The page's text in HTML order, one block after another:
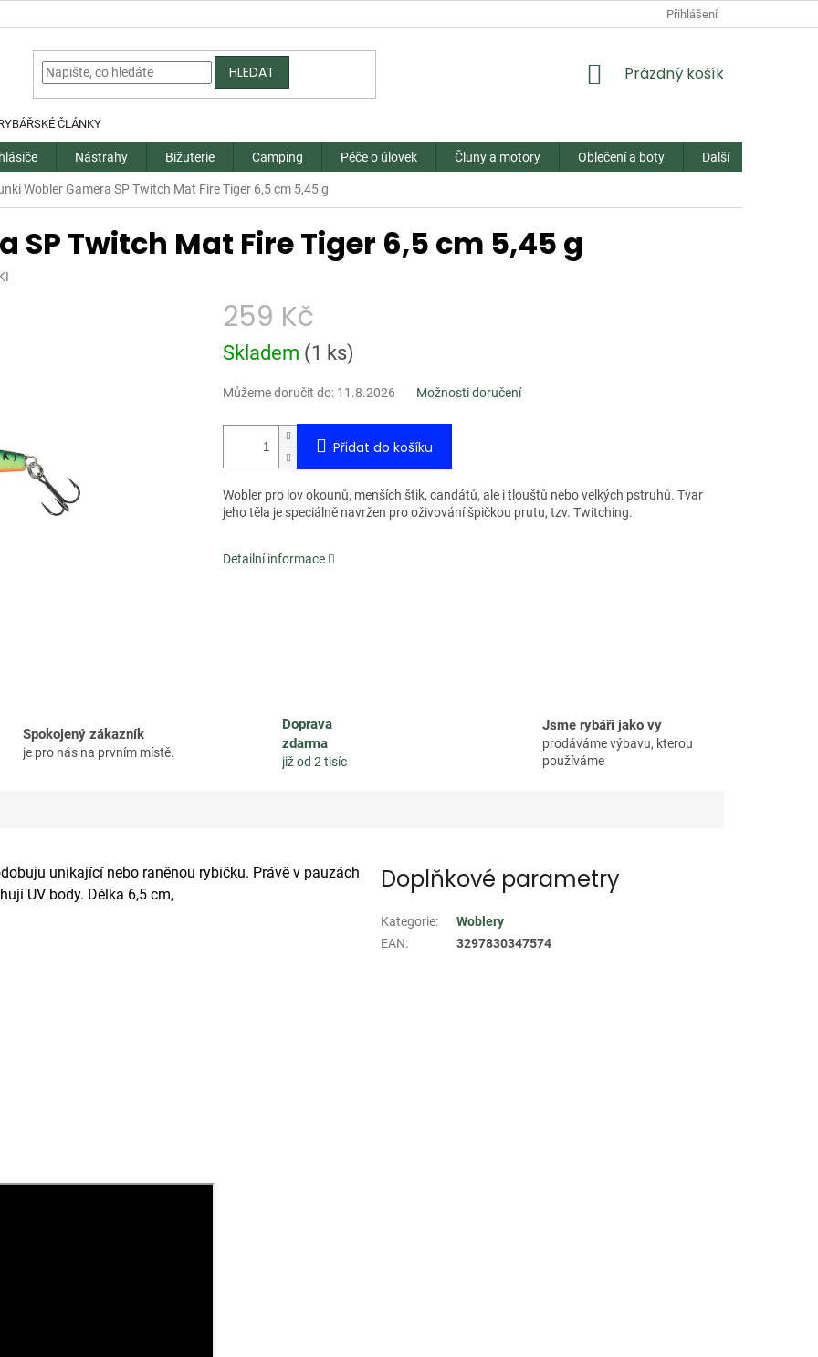
ČLÁNKY
Přihlášení
HLEDAT
NÁKUPNÍ
Prázdný košík
Nástrahy Bižuterie Camping Péče o úlovek Čluny a motory Oblečení a boty Další
Wobler Gamera SP Twitch Mat Fire Tiger 6,5 cm 5,45 g
SP Twitch Mat Fire Tiger 6,5 cm 5,45 g
259 Kč
Měrná
cena:
Skladem (1 ks)
Můžeme doručit do: 11.8.2026 Možnosti doručení
Přidat do košíku
Wobler pro lov okounů, menších štik, candátů, ale i tloušťů nebo velkých pstruhů. Tvar
jeho těla je speciálně navržen pro oživování špičkou prutu, tzv. Twitching.
Detailní informace
Spokojený zákazník
je pro nás na prvním místě.
Doprava
zdarma
již od 2 tisíc
Jsme rybáři jako vy
prodáváme výbavu, kterou
používáme
unikající nebo raněnou rybičku. Právě v pauzách
UV body. Délka 6,5 cm,
Doplňkové parametry
Kategorie:
Woblery
EAN: 3297830347574